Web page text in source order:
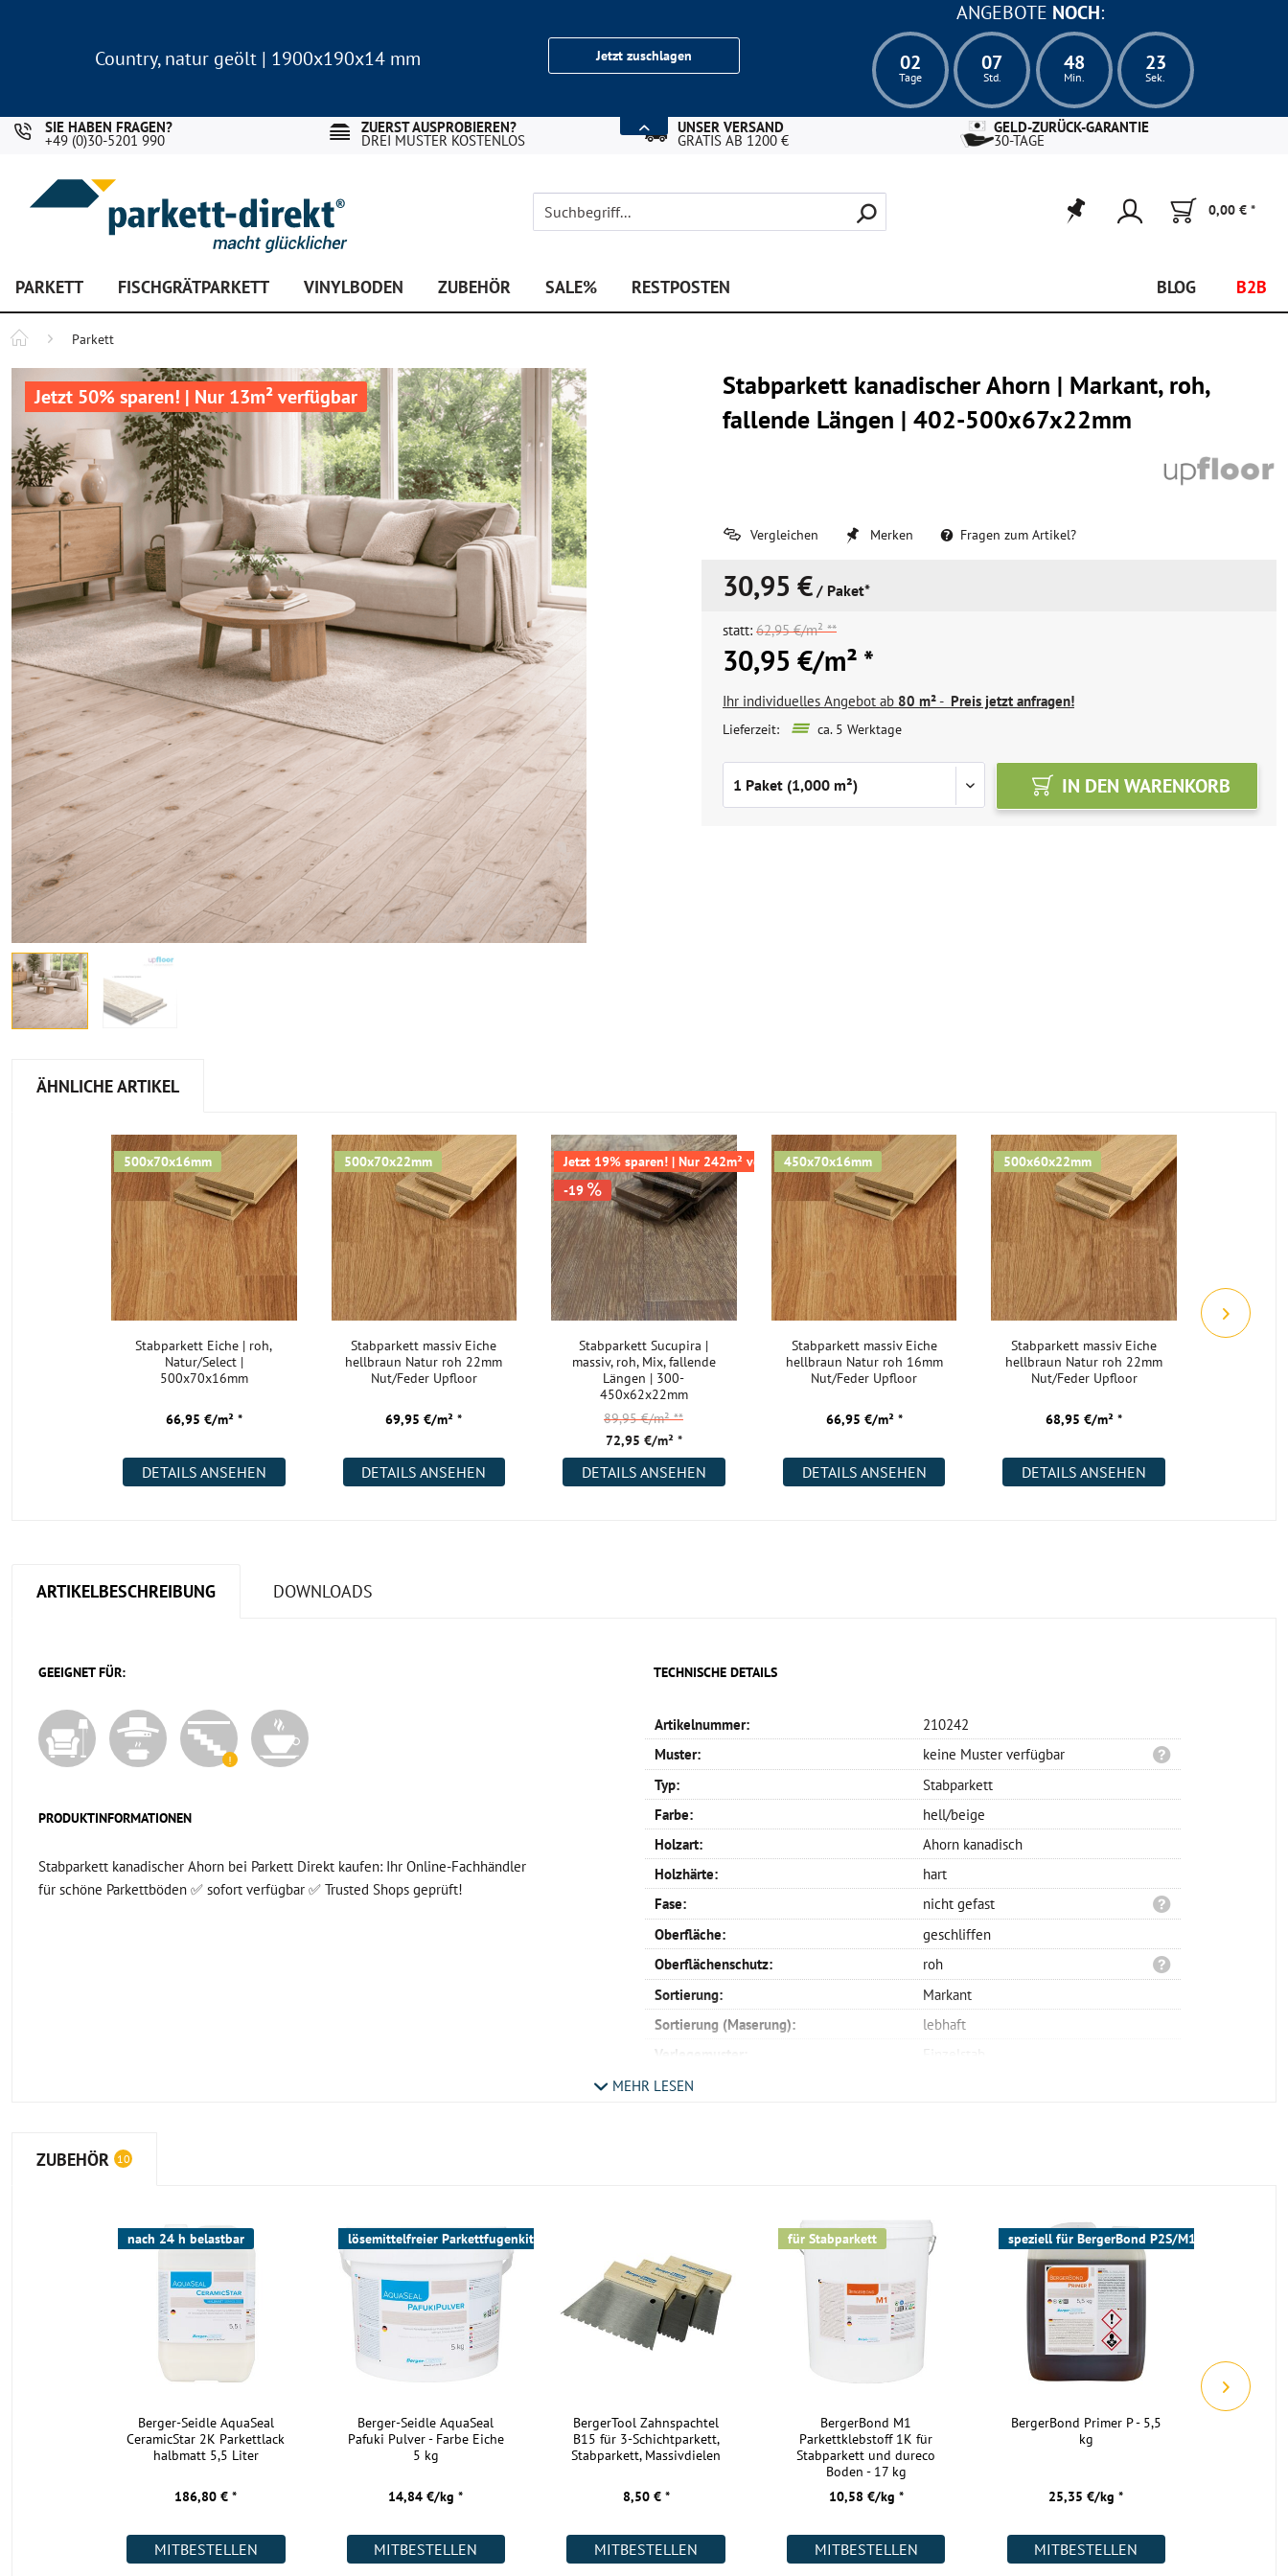
Country, natur geölt | 1900x190x14 mm
Jetzt zuschlagen
ANGEBOTE NOCH:
02
Tage
07
Std.
48
Min.
22
Sek.
SIE HABEN FRAGEN?
+49 (0)30-5201 990
ZUERST AUSPROBIEREN?
DREI MUSTER KOSTENLOS
UNSER VERSAND
GRATIS AB 1200 €
GELD-ZURÜCK-GARANTIE
30-TAGE
0,00 € *
PARKETT FISCHGRÄTPARKETT VINYLBODEN ZUBEHÖR SALE% RESTPOSTEN BLOG B2B
Parkett
Jetzt 50% sparen! | Nur 13m² verfügbar
Stabparkett kanadischer Ahorn | Markant, roh,
fallende Längen | 402-500x67x22mm
Vergleichen Merken Fragen zum Artikel?
30,95 € / Paket*
statt: 62,95 €/m² **
30,95 €/m² *
Ihr individuelles Angebot ab 80 m²- Preis jetzt anfragen!
Lieferzeit: ca. 5 Werktage
IN DEN WARENKORB
ÄHNLICHE ARTIKEL
500x70x16mm
Stabparkett Eiche | roh,
Natur/Select |
500x70x16mm
66,95 €/m² *
DETAILS ANSEHEN
500x70x22mm
Stabparkett massiv Eiche
hellbraun Natur roh 22mm
Nut/Feder Upfloor
69,95 €/m² *
DETAILS ANSEHEN
Jetzt 19% sparen! | Nur 242m² verfügbar
-19
Stabparkett Sucupira |
massiv, roh, Mix, fallende
Längen | 300-
450x62x22mm
72,95 €/m² *
89,95 €/m²**
DETAILS ANSEHEN
450x70x16mm
Stabparkett massiv Eiche
hellbraun Natur roh 16mm
Nut/Feder Upfloor
66,95 €/m² *
DETAILS ANSEHEN
500x60x22mm
Stabparkett massiv Eiche
hellbraun Natur roh 22mm
Nut/Feder Upfloor
68,95 €/m² *
DETAILS ANSEHEN
ARTIKELBESCHREIBUNG DOWNLOADS
GEEIGNET FÜR:
PRODUKTINFORMATIONEN
Stabparkett kanadischer Ahorn bei Parkett Direkt kaufen: Ihr Online-Fachhändler
für schöne Parkettböden ✅ sofort verfügbar ✅ Trusted Shops geprüft!
TECHNISCHE DETAILS
Artikelnummer:
210242
Muster:
keine Muster verfügbar
Typ:
Stabparkett
Farbe:
hell/beige
Holzart:
Ahorn kanadisch
Holzhärte:
hart
Fase:
nicht gefast
Oberfläche:
geschliffen
Oberflächenschutz:
roh
Sortierung:
Markant
Sortierung (Maserung):
lebhaft
Verlegemuster:
Einzelstab
Schiffsboden:
Verlegung nicht möglich
Parallelverband:
Verlegung möglich
Würfel:
Verlegung nicht möglich
linke und rechte Stäbe:
vollflächig verklebt
Aufbau:
massiv
Warmwasser Fußbodenheizung:
Wohnräume:
Badezimmer:
nicht geeignet
MEHR LESEN
ZUBEHÖR 10
nach 24 h belastbar
Berger-Seidle AquaSeal
CeramicStar 2K Parkettlack
halbmatt 5,5 Liter
186,80 € *
MITBESTELLEN
lösemittelfreier Parkettfugenkitt | Eiche
Berger-Seidle AquaSeal
Pafuki Pulver - Farbe Eiche
5 kg
14,84 €/kg *
MITBESTELLEN
BergerTool Zahnspachtel
B15 für 3-Schichtparkett,
Stabparkett, Massivdielen
8,50 € *
MITBESTELLEN
für Stabparkett
BergerBond M1
Parkettklebstoff 1K für
Stabparkett und dureco
Boden - 17 kg
10,58 €/kg *
MITBESTELLEN
speziell für BergerBond P2S/M1/M1X
BergerBond Primer P - 5,5
kg
25,35 €/kg *
MITBESTELLEN